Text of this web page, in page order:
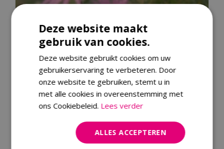
Alpenaster
Aster alpinus
Deze website maakt
gebruik van cookies.
Deze website gebruikt cookies om uw
gebruikerservaring te verbeteren. Door
onze website te gebruiken, stemt u in
met alle cookies in overeenstemming met
ons Cookiebeleid. Lees verder
ALLES ACCEPTEREN